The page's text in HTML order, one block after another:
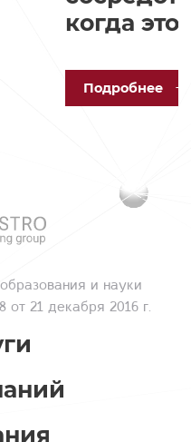
когда
Подробнее
и науки
21 декабря 2016 г.